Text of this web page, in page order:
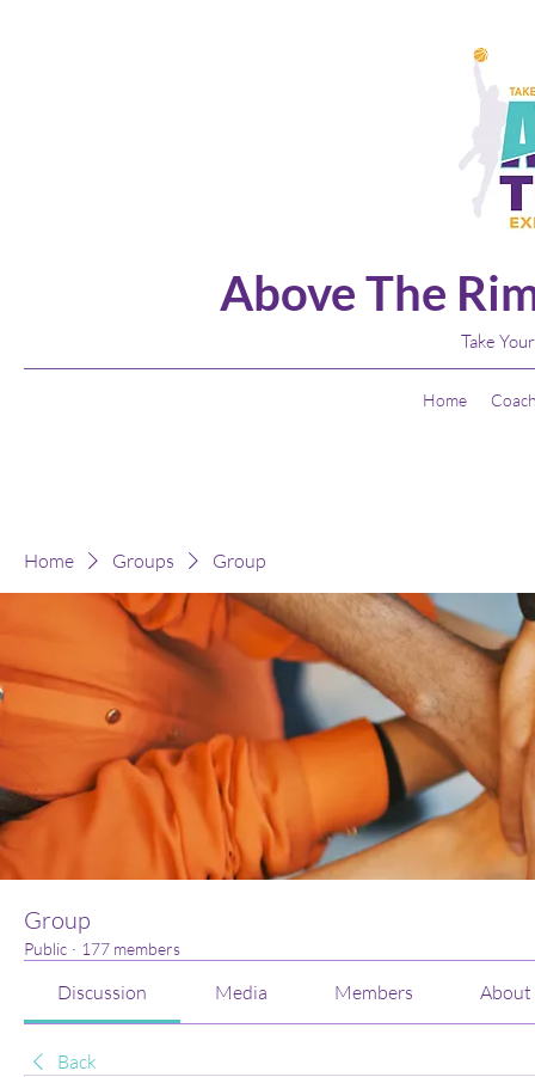
Above The
Take
Home
Home Groups Group
Group
Public · 177 members
Discussion Media Members About
Back